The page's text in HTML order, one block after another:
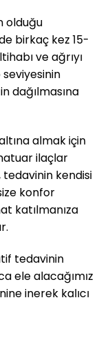
olduğu
birkaç kez 15-
ve ağrıyı
dağılmasına
almak için
ilaçlar
tedavinin kendisi
konfor
katılmanıza
tedavinin
ele alacağımız
inerek kalıcı